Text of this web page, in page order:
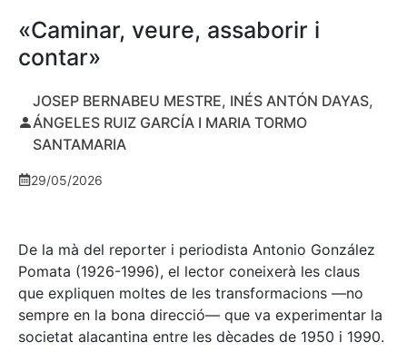
«Caminar, veure, assaborir i
contar»
JOSEP BERNABEU MESTRE, INÉS ANTÓN DAYAS,
ÁNGELES RUIZ GARCÍA I MARIA TORMO
SANTAMARIA
29/05/2026
De la mà del reporter i periodista Antonio González
Pomata (1926-1996), el lector coneixerà les claus
que expliquen moltes de les transformacions —no
sempre en la bona direcció— que va experimentar la
societat alacantina entre les dècades de 1950 i 1990.